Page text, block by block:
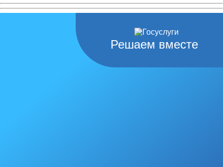
Решаем вместе